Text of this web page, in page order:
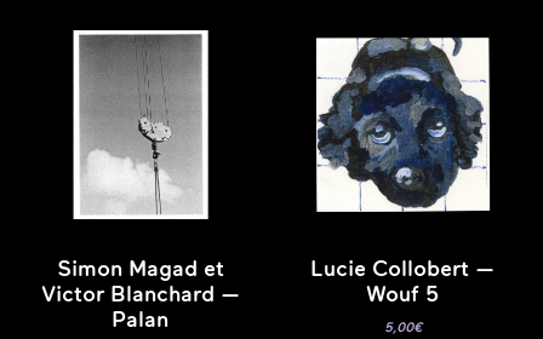
Simon Magad et
Victor Blanchard —
Palan
Lucie Collobert —
Wouf 5
5,00€